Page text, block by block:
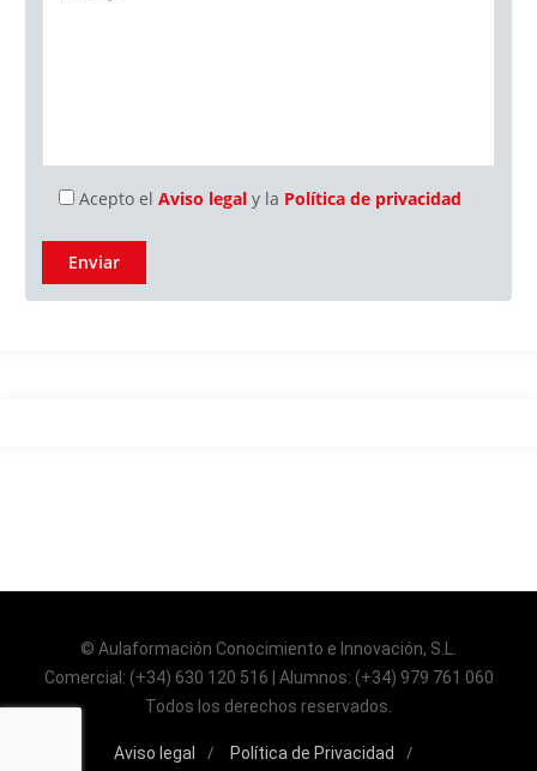
Acepto el Aviso legal y la Política de privacidad
© Aulaformación Conocimiento e Innovación, S.L.
Comercial: (+34) 630 120 516 | Alumnos: (+34) 979 761 060
Todos los derechos reservados.
Aviso legal Política de Privacidad